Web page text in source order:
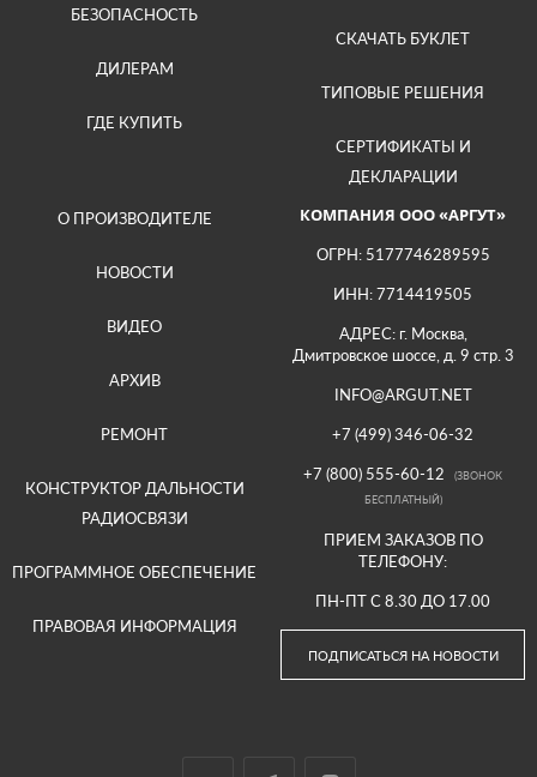
БЕЗОПАСНОСТЬ
ДИЛЕРАМ
ГДЕ КУПИТЬ
СКАЧАТЬ БУКЛЕТ
ТИПОВЫЕ РЕШЕНИЯ
СЕРТИФИКАТЫ И
ДЕКЛАРАЦИИ
О ПРОИЗВОДИТЕЛЕ
НОВОСТИ
ВИДЕО
АРХИВ
РЕМОНТ
КОНСТРУКТОР ДАЛЬНОСТИ
РАДИОСВЯЗИ
ПРОГРАММНОЕ ОБЕСПЕЧЕНИЕ
ПРАВОВАЯ ИНФОРМАЦИЯ
КОМПАНИЯ ООО «АРГУТ»
ОГРН: 5177746289595
ИНН: 7714419505
АДРЕС: г. Москва,
Дмитровское шоссе, д. 9 стр. 3
INFO@ARGUT.NET
+7 (499) 346-06-32
+7 (800) 555-60-12
(ЗВОНОК
БЕСПЛАТНЫЙ)
ПРИЕМ ЗАКАЗОВ ПО
ТЕЛЕФОНУ:
ПН-ПТ С 8.30 ДО 17.00
ПОДПИСАТЬСЯ НА НОВОСТИ